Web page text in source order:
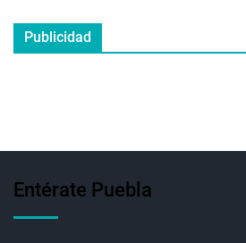
Publicidad
Entérate Puebla